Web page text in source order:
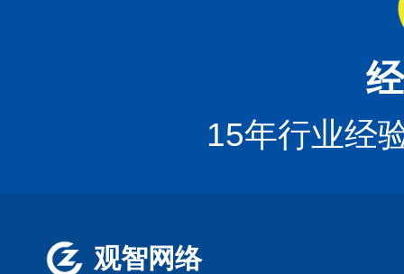
15年行业经
观智网络